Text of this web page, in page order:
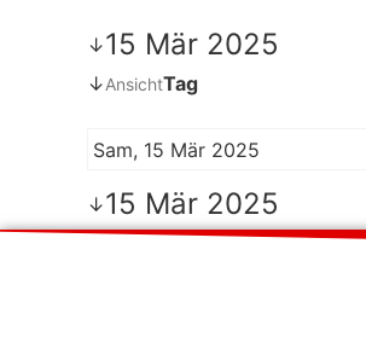
↓15 Mär 2025
↓AnsichtTag
Sam, 15 Mär 2025
↓15 Mär 2025